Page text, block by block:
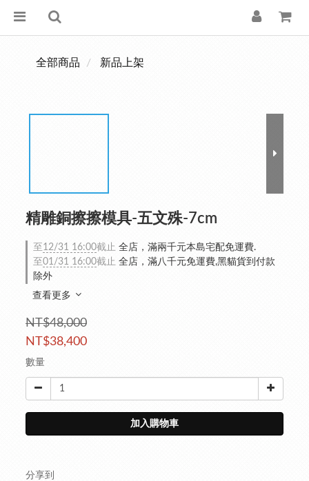
全部商品 新品上架
精雕銅擦擦模具-五文殊-7cm
至 12/31 16:00截止 全店，滿兩千元本島宅配免運費.
至01/31 16:00截止 全店，滿八千元免運費,黑貓貨到付款
除外
查看更多
NT$48,000
NT$38,400
數量
加入購物車
分享到